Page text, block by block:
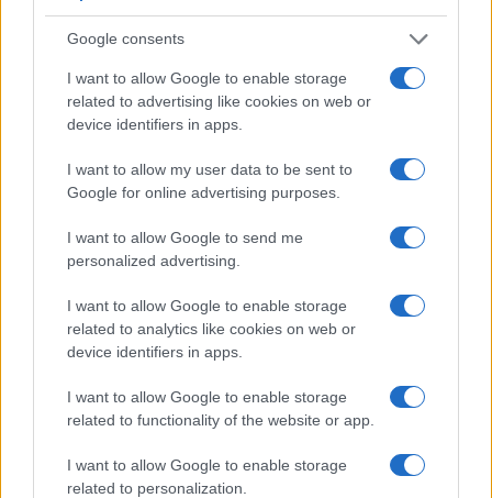
Google consents
I want to allow Google to enable storage
related to advertising like cookies on web or
device identifiers in apps.
I want to allow my user data to be sent to
Google for online advertising purposes.
I want to allow Google to send me
personalized advertising.
I want to allow Google to enable storage
related to analytics like cookies on web or
device identifiers in apps.
I want to allow Google to enable storage
related to functionality of the website or app.
I want to allow Google to enable storage
related to personalization.
Oberlander Báruch: veszélybe kerül a
kóserság, ha tejeskávét is kínálnak egy
húsos étteremben?